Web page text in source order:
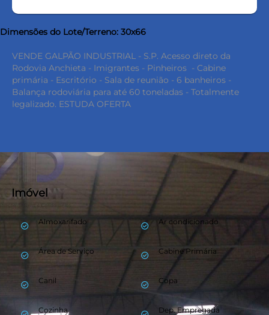
Dimensões do Lote/Terreno: 30x66
VENDE GALPÃO INDUSTRIAL - S.P. Acesso direto da
Rodovia Anchieta - Imigrantes - Pinheiros - Cabine
primária - Escritório - Sala de reunião - 6 banheiros -
Balança rodoviária para até 60 toneladas - Totalmente
legalizado. ESTUDA OFERTA
Imóvel
check_circle_outline Almoxarifado check_circle_outline Ar condicionado
check_circle_outline Área de Serviço check_circle_outline Cabine Primária
check_circle_outline Canil check_circle_outline Copa
Cozinha Dep. Empregada